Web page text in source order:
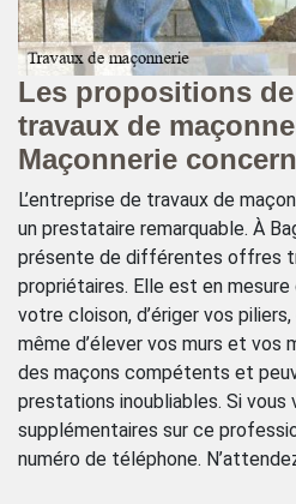
Les propositions
travaux de
Maçonnerie
L’entreprise de travaux de
un prestataire remarquable. À
présente de différentes offres
propriétaires. Elle est en
votre cloison, d’ériger vos
même d’élever vos murs et vos
des maçons compétents et
prestations inoubliables. Si
supplémentaires sur ce
numéro de téléphone.